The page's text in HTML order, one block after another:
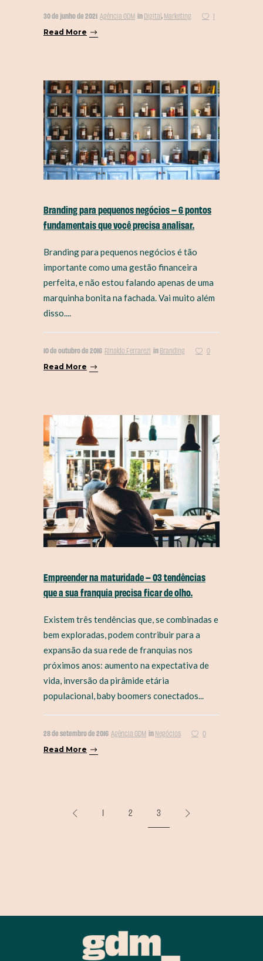
30 de junho de 2021 Agência GDM in Digital, Marketing
1
Read More
Branding para pequenos negócios – 6 pontos
fundamentais que você precisa analisar.
Branding para pequenos negócios é tão
importante como uma gestão financeira
perfeita, e não estou falando apenas de uma
marquinha bonita na fachada. Vai muito além
disso....
10 de outubro de 2016 Rinaldo Ferrarezi in Branding
0
Read More
Empreender na maturidade – 03 tendências
que a sua franquia precisa ficar de olho.
Existem três tendências que, se combinadas e
bem exploradas, podem contribuir para a
expansão da sua rede de franquias nos
próximos anos: aumento na expectativa de
vida, inversão da pirâmide etária
populacional, baby boomers conectados...
28 de setembro de 2016 Agência GDM in Negócios
0
Read More
1 2 3